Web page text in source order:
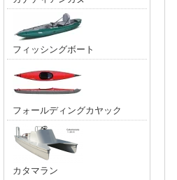
フィッシングボート
フォールディングカヤック
カタマラン